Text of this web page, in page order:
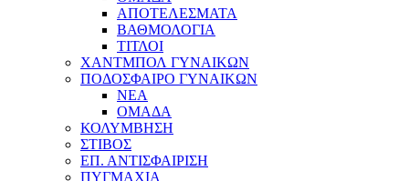
ΑΠΟΤΕΛΕΣΜΑΤΑ
ΒΑΘΜΟΛΟΓΙΑ
ΤΙΤΛΟΙ
ΧΑΝΤΜΠΟΛ ΓΥΝΑΙΚΩΝ
ΠΟΔΟΣΦΑΙΡΟ ΓΥΝΑΙΚΩΝ
NEA
ΟΜΑΔΑ
ΚΟΛΥΜΒΗΣΗ
ΣΤΙΒΟΣ
ΕΠ. ΑΝΤΙΣΦΑΙΡΙΣΗ
ΠΥΓΜΑΧΙΑ